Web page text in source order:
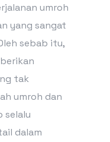
umroh
yang sangat
sebab itu,
tak
umroh dan
selalu
dalam